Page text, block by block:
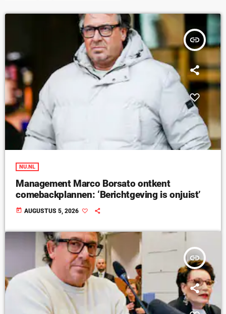
insert_link
NU.NL
Management Marco Borsato ontkent
comebackplannen: ‘Berichtgeving is onjuist’
today AUGUSTUS 5, 2026
insert_link